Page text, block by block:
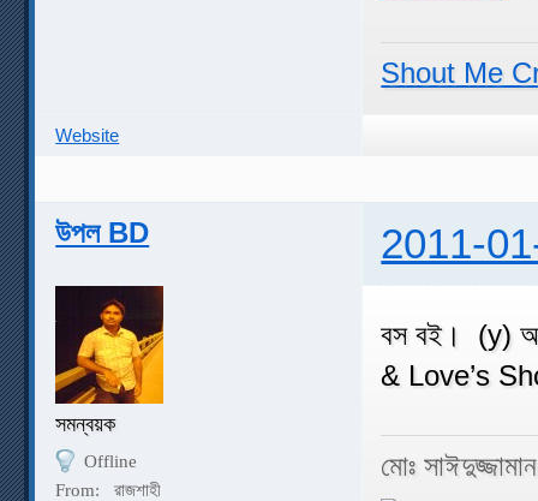
Shout Me
Website
উপল BD 2011-
সমন্বয়ক
Offline
From:
রাজশাহী
বস বই। (y)
& Love’s
মোঃ